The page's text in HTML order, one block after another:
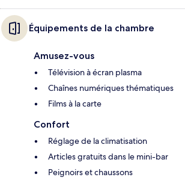
Équipements de la chambre
Amusez-vous
Télévision à écran plasma
Chaînes numériques thématiques
Films à la carte
Confort
Réglage de la climatisation
Articles gratuits dans le mini-bar
Peignoirs et chaussons